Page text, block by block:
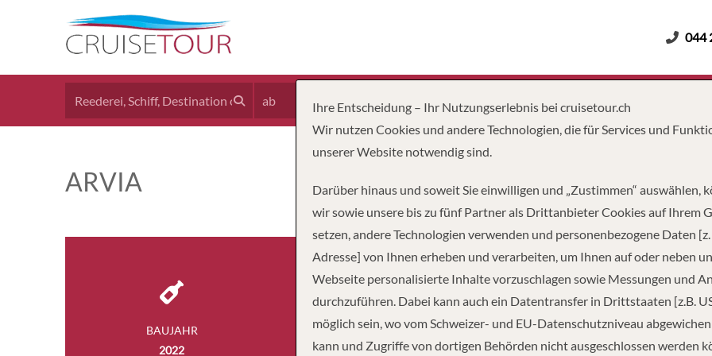
044
ab Erwachsene Kinder
ARVIA
BAUJAHR
2022
BESATZUNG
1,800
TONNAGE
184,700
Ihre Entscheidung – Ihr Nutzungserlebnis bei cruisetour.ch
Wir nutzen Cookies und andere Technologien, die für Services und
unserer Website notwendig sind.
Darüber hinaus und soweit Sie einwilligen und „Zustimmen“ auswählen,
wir sowie unsere bis zu fünf Partner als Drittanbieter Cookies auf Ihrem
setzen, andere Technologien verwenden und personenbezogene Daten [z.
Adresse] von Ihnen erheben und verarbeiten, um Ihnen auf oder neben
Webseite personalisierte Inhalte vorzuschlagen sowie Messungen und
durchzuführen. Dabei kann auch ein Datentransfer in Drittstaaten [z.B.
möglich sein, wo vom Schweizer- und EU-Datenschutzniveau
kann und Zugriffe von dortigen Behörden nicht ausgeschlossen werden